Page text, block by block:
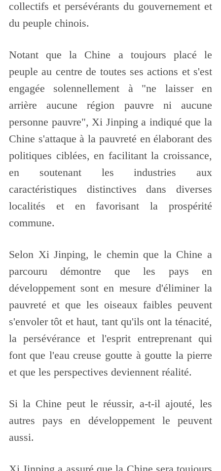
collectifs et persévérants du gouvernement et
du peuple chinois.
Notant que la Chine a toujours placé le
peuple au centre de toutes ses actions et s'est
engagée solennellement à "ne laisser en
arrière aucune région pauvre ni aucune
personne pauvre", Xi Jinping a indiqué que la
Chine s'attaque à la pauvreté en élaborant des
politiques ciblées, en facilitant la croissance,
en soutenant les industries aux
caractéristiques distinctives dans diverses
localités et en favorisant la prospérité
commune.
Selon Xi Jinping, le chemin que la Chine a
parcouru démontre que les pays en
développement sont en mesure d'éliminer la
pauvreté et que les oiseaux faibles peuvent
s'envoler tôt et haut, tant qu'ils ont la ténacité,
la persévérance et l'esprit entreprenant qui
font que l'eau creuse goutte à goutte la pierre
et que les perspectives deviennent réalité.
Si la Chine peut le réussir, a-t-il ajouté, les
autres pays en développement le peuvent
aussi.